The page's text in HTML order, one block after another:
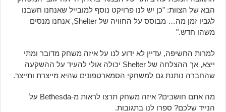
הבא של הצוות: "כן יש לנו פרויקט נוסף למובייל שאנחנו חשבנו
לגביו זמן מה… מבוסס על החוויה של Shelter, אנחנו מנסים
משהו חדש."
למרות החשיפה, עדיין לא ידוע לנו על איזה משחק מדובר ומתי
ייצא, אך ההצלחה של Shelter יכולה אולי להעיד על ההשקעה
שהחברה נותנת גם למשחקי הסמארטפונים שהיא מייצרת ותייצר.
מה אתם חושבים? איזה משחק תרצו לראות מ-Bethesda על
הנייד שלכם? ספרו לנו בתגובות.